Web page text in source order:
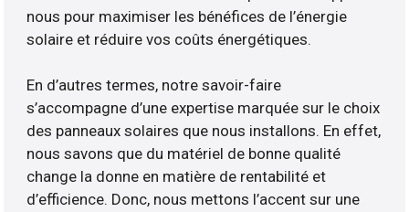
nous pour maximiser les bénéfices de l’énergie
solaire et réduire vos coûts énergétiques.
En d’autres termes, notre savoir-faire
s’accompagne d’une expertise marquée sur le choix
des panneaux solaires que nous installons. En effet,
nous savons que du matériel de bonne qualité
change la donne en matière de rentabilité et
d’efficience. Donc, nous mettons l’accent sur une